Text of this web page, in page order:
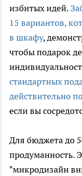
избитых идей.
15 вариантов,
в шкафу,
чтобы подарок
стандартных
действительно
если вы
Для бюджета до
продуманность.
"микродизайн